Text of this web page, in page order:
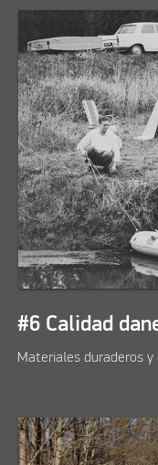
#6 Calidad
Materiales duraderos